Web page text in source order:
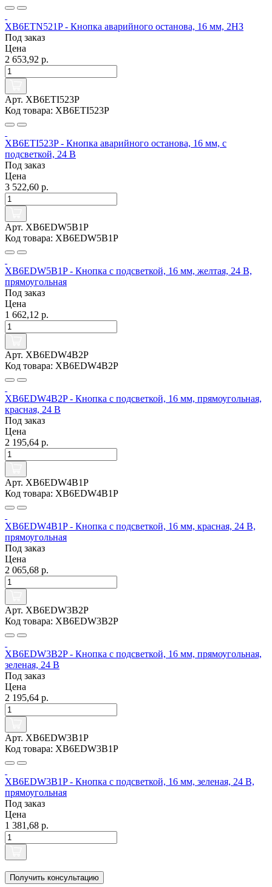
XB6ETN521P - Кнопка аварийного останова, 16 мм, 2НЗ
Под заказ
Цена
2 653,92 р.
Арт. XB6ETI523P
Код товара: XB6ETI523P
XB6ETI523P - Кнопка аварийного останова, 16 мм, с
подсветкой, 24 В
Под заказ
Цена
3 522,60 р.
Арт. XB6EDW5B1P
Код товара: XB6EDW5B1P
XB6EDW5B1P - Кнопка с подсветкой, 16 мм, желтая, 24 В,
прямоугольная
Под заказ
Цена
1 662,12 р.
Арт. XB6EDW4B2P
Код товара: XB6EDW4B2P
XB6EDW4B2P - Кнопка с подсветкой, 16 мм, прямоугольная,
красная, 24 В
Под заказ
Цена
2 195,64 р.
Арт. XB6EDW4B1P
Код товара: XB6EDW4B1P
XB6EDW4B1P - Кнопка с подсветкой, 16 мм, красная, 24 В,
прямоугольная
Под заказ
Цена
2 065,68 р.
Арт. XB6EDW3B2P
Код товара: XB6EDW3B2P
XB6EDW3B2P - Кнопка с подсветкой, 16 мм, прямоугольная,
зеленая, 24 В
Под заказ
Цена
2 195,64 р.
Арт. XB6EDW3B1P
Код товара: XB6EDW3B1P
XB6EDW3B1P - Кнопка с подсветкой, 16 мм, зеленая, 24 В,
прямоугольная
Под заказ
Цена
1 381,68 р.
Получить консультацию